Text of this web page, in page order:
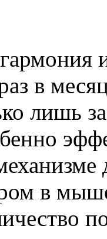
в
лишь
в